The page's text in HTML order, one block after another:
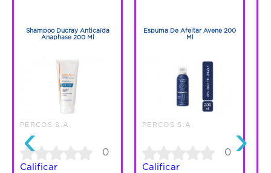
‹
Shampoo Ducray Anticaída
Anaphase 200 Ml
PERCOS S.A.
0
Calificar
Espuma De Afeitar Avene 200
Ml
PERCOS S.A.
0
Calificar
›